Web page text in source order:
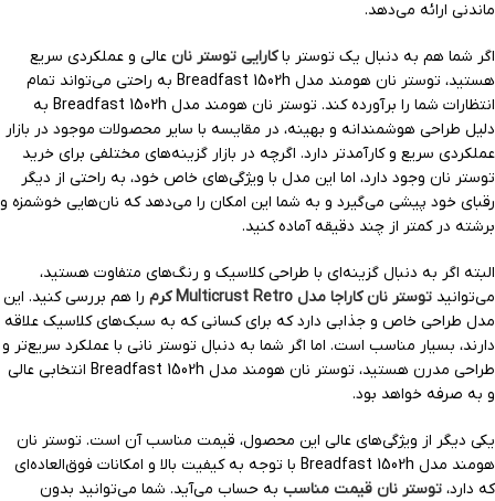
ماندنی ارائه می‌دهد.
اگر شما هم به دنبال یک توستر باکارایی توستر نان عالی و عملکردی سریع
هستید، توستر نان هومند مدل Breadfast 1502h به راحتی می‌تواند تمام
انتظارات شما را برآورده کند. توستر نان هومند مدل Breadfast 1502h به
دلیل طراحی هوشمندانه و بهینه، در مقایسه با سایر محصولات موجود در بازار
عملکردی سریع و کارآمدتر دارد. اگرچه در بازار گزینه‌های مختلفی برای خرید
توستر نان وجود دارد، اما این مدل با ویژگی‌های خاص خود، به راحتی از دیگر
رقبای خود پیشی می‌گیرد و به شما این امکان را می‌دهد که نان‌هایی خوشمزه و
برشته در کمتر از چند دقیقه آماده کنید.
البته اگر به دنبال گزینه‌ای با طراحی کلاسیک و رنگ‌های متفاوت هستید،
می‌توانید توستر نان کاراجا مدل Multicrust Retro کرم
را هم بررسی کنید. این
مدل طراحی خاص و جذابی دارد که برای کسانی که به سبک‌های کلاسیک علاقه
دارند، بسیار مناسب است. اما اگر شما به دنبال توستر نانی با عملکرد سریع‌تر و
طراحی مدرن هستید، توستر نان هومند مدل Breadfast 1502h انتخابی عالی
و به صرفه خواهد بود.
یکی دیگر از ویژگی‌های عالی این محصول، قیمت مناسب آن است. توستر نان
هومند مدل Breadfast 1502h با توجه به کیفیت بالا و امکانات فوق‌العاده‌ای
که دارد، توستر نان قیمت مناسب به حساب می‌آید. شما می‌توانید بدون